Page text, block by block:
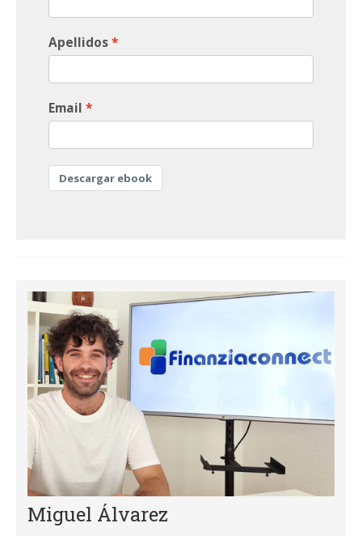
Apellidos
Email
Descargar ebook
Miguel Álvarez